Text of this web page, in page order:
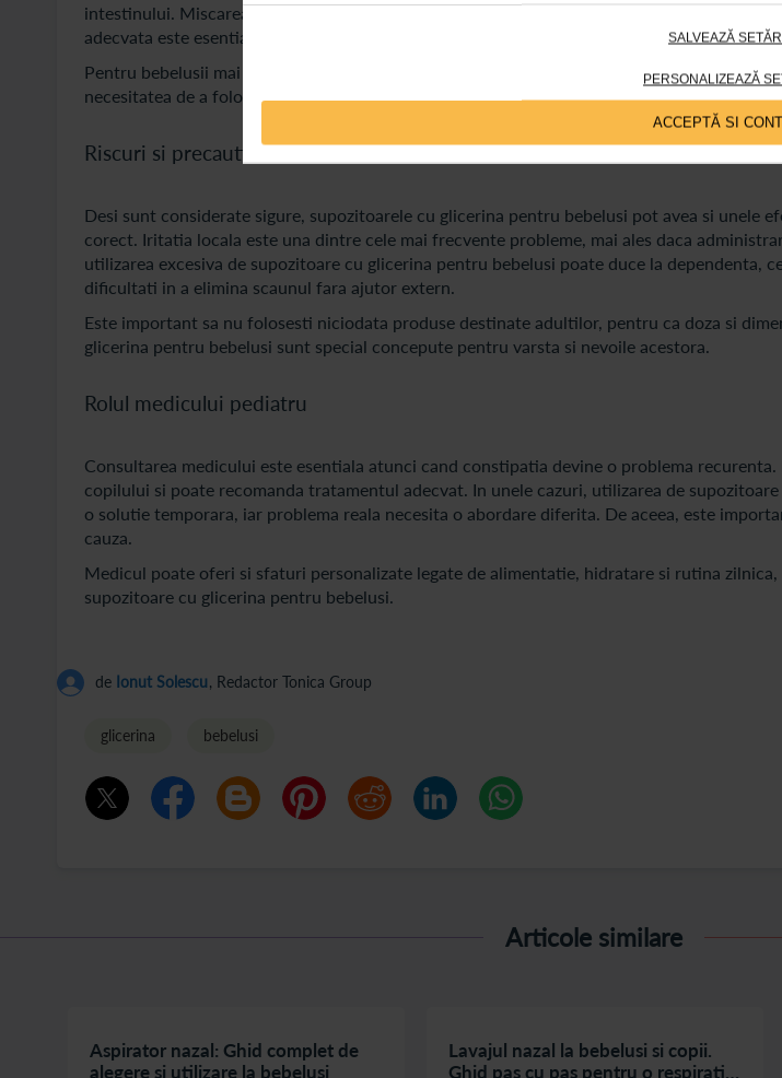
SALVEAZĂ
PERSONALIZEAZĂ
ACCEPTĂ SI
intestinului. Miscarea picioarelor bebelusului, imitand mersul pe bicicleta, este o alta
adecvata este esentiala, mai ales in cazul bebelusilor hraniti cu formula.
Pentru bebelusii mai mari, introducerea treptata a alimentelor bogate in fibre poate ajuta la
necesitatea de a folosi supozitoare cu glicerina pentru bebelusi poate fi redusa semnificativ.
Riscuri si precautii
Desi sunt considerate sigure, supozitoarele cu glicerina pentru bebelusi pot avea si unele
corect. Iritatia locala este una dintre cele mai frecvente probleme, mai ales daca
utilizarea excesiva de supozitoare cu glicerina pentru bebelusi poate duce la dependenta,
dificultati in a elimina scaunul fara ajutor extern.
Este important sa nu folosesti niciodata produse destinate adultilor, pentru ca doza si
glicerina pentru bebelusi sunt special concepute pentru varsta si nevoile acestora.
Rolul medicului pediatru
Consultarea medicului este esentiala atunci cand constipatia devine o problema
copilului si poate recomanda tratamentul adecvat. In unele cazuri, utilizarea de
o solutie temporara, iar problema reala necesita o abordare diferita. De aceea, este
cauza.
Medicul poate oferi si sfaturi personalizate legate de alimentatie, hidratare si rutina
supozitoare cu glicerina pentru bebelusi.
de Ionut Solescu, Redactor Tonica Group
glicerina bebelusi
Articole similare
Aspirator nazal: Ghid complet de
alegere si utilizare la bebelusi
Lavajul nazal la bebelusi si copii.
Ghid pas cu pas pentru o respiratie